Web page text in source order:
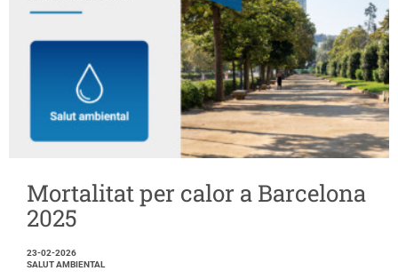
Mortalitat per calor a Barcelona
2025
23-02-2026
SALUT AMBIENTAL